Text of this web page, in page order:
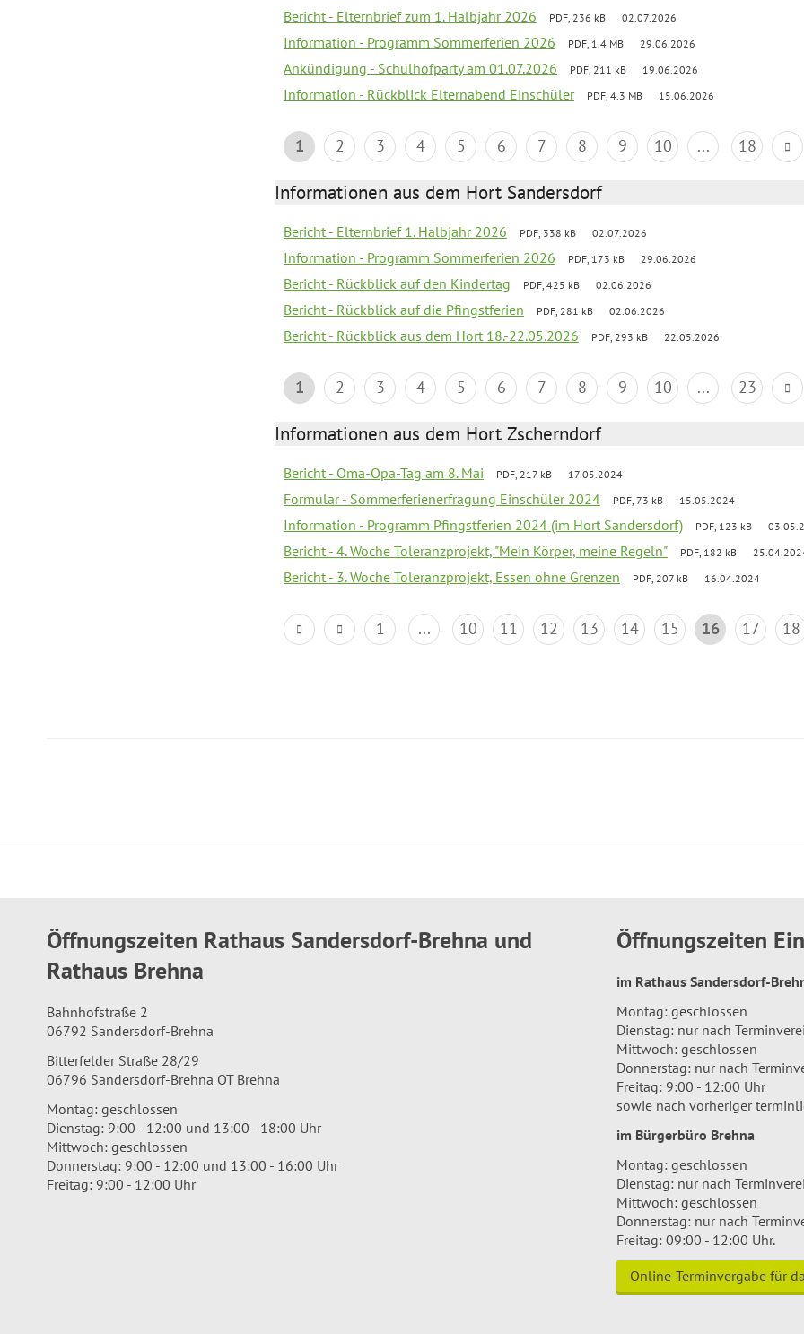
Bericht - Elternbrief zum 1. Halbjahr 2026 PDF, 236 kB 02.07.2026
Information - Programm Sommerferien 2026 PDF, 1.4 MB 29.06.2026
Ankündigung - Schulhofparty am 01.07.2026 PDF, 211 kB 19.06.2026
Information - Rückblick Elternabend Einschüler PDF, 4.3 MB 15.06.2026
1 2 3 4 5 6 7 8 9 10 ... 18
Informationen aus dem Hort Sandersdorf
Bericht - Elternbrief 1. Halbjahr 2026 PDF, 338 kB 02.07.2026
Information - Programm Sommerferien 2026 PDF, 173 kB 29.06.2026
Bericht - Rückblick auf den Kindertag PDF, 425 kB 02.06.2026
Bericht - Rückblick auf die Pfingstferien PDF, 281 kB 02.06.2026
Bericht - Rückblick aus dem Hort 18.-22.05.2026 PDF, 293 kB 22.05.2026
1 2 3 4 5 6 7 8 9 10 ... 23
Informationen aus dem Hort Zscherndorf
Bericht - Oma-Opa-Tag am 8. Mai PDF, 217 kB 17.05.2024
Formular - Sommerferienerfragung Einschüler 2024 PDF, 73 kB 15.05.2024
Information - Programm Pfingstferien 2024 (im Hort Sandersdorf) PDF, 123 kB
Bericht - 4. Woche Toleranzprojekt, "Mein Körper, meine Regeln" PDF, 182 kB
Bericht - 3. Woche Toleranzprojekt, Essen ohne Grenzen PDF, 207 kB 16.04.2024
1 ... 10 11 12 13 14 15 16 17 18
Öffnungszeiten Rathaus Sandersdorf-Brehna und
Rathaus Brehna
Bahnhofstraße 2
06792 Sandersdorf-Brehna
Bitterfelder Straße 28/29
06796 Sandersdorf-Brehna OT Brehna
Montag: geschlossen
Dienstag: 9:00 - 12:00 und 13:00 - 18:00 Uhr
Mittwoch: geschlossen
Donnerstag: 9:00 - 12:00 und 13:00 - 16:00 Uhr
Freitag: 9:00 - 12:00 Uhr
Öffnungszeiten
im Rathaus Sandersdorf-
Montag: geschlossen
Dienstag: nur nach
Mittwoch: geschlossen
Donnerstag: nur nach
Freitag: 9:00 - 12:00 Uhr
sowie nach vorheriger
im Bürgerbüro Brehna
Montag: geschlossen
Dienstag: nur nach
Mittwoch: geschlossen
Donnerstag: nur nach
Freitag: 09:00 - 12:00 Uhr.
Online-Terminvergabe für